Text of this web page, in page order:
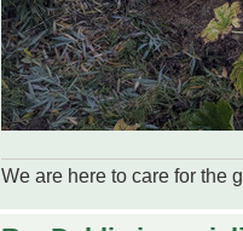
We are here to care for the